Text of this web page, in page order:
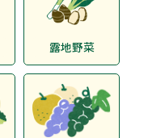
露地野菜